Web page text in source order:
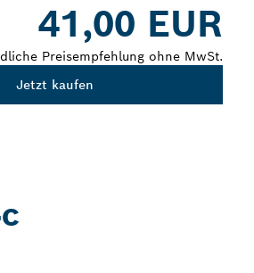
41,00 EUR
Preisempfehlung ohne MwSt.
Jetzt kaufen